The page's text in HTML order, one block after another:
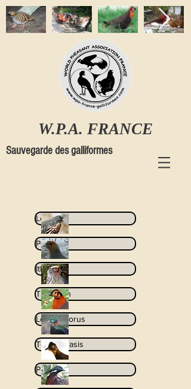
W.P.A. FRANCE
Sauvegarde des galliformes
Lerwa
Perdix
Ithaginis
Tragopan
Lophophorus
Tetraophasis
Pucrasia